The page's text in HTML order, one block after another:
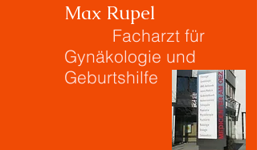
Max Rupel
Facharzt für
Gynäkologie und
Geburtshilfe